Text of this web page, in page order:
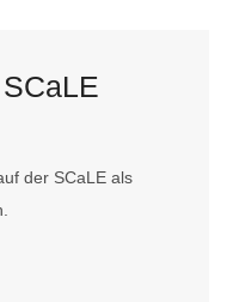
der SCaLE als